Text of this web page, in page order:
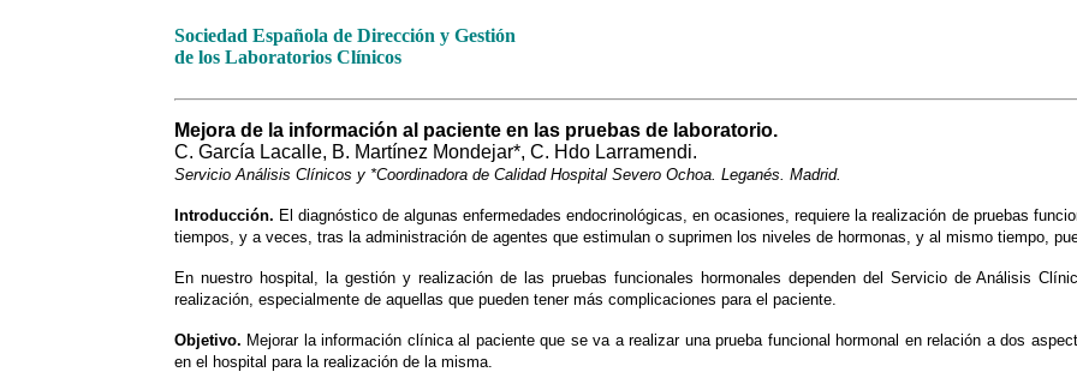
Sociedad Española de Dirección y Gestión
de los Laboratorios Clínicos
Mejora de la información al paciente en las pruebas de laboratorio.
C. García Lacalle, B. Martínez Mondejar*, C. Hdo Larramendi.
Servicio Análisis Clínicos y *Coordinadora de Calidad Hospital Severo Ochoa. Leganés. Madrid.
Introducción. El diagnóstico de algunas enfermedades endocrinológicas, en ocasiones, requiere la realización de pruebas
tiempos, y a veces, tras la administración de agentes que estimulan o suprimen los niveles de hormonas, y al mismo tiempo,
En nuestro hospital, la gestión y realización de las pruebas funcionales hormonales dependen del Servicio de Análisis
realización, especialmente de aquellas que pueden tener más complicaciones para el paciente.
Objetivo. Mejorar la información clínica al paciente que se va a realizar una prueba funcional hormonal en relación a dos
en el hospital para la realización de la misma.